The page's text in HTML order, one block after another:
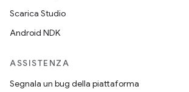
Scarica Studio
Android NDK
ASSISTENZA
Segnala un bug della piattaforma